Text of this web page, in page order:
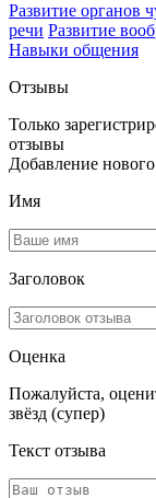
Развитие органов
речи Развитие
Навыки общения
Отзывы
Только
отзывы
Добавление
Имя
Заголовок
Оценка
Пожалуйста,
звёзд (супер)
Текст отзыва